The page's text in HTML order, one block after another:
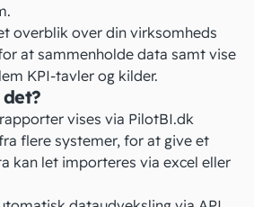
overblik over din virksomheds
at sammenholde data samt vise
KPI-tavler og kilder.
vises via PilotBI.dk
flere systemer, for at give et
kan let importeres via excel eller